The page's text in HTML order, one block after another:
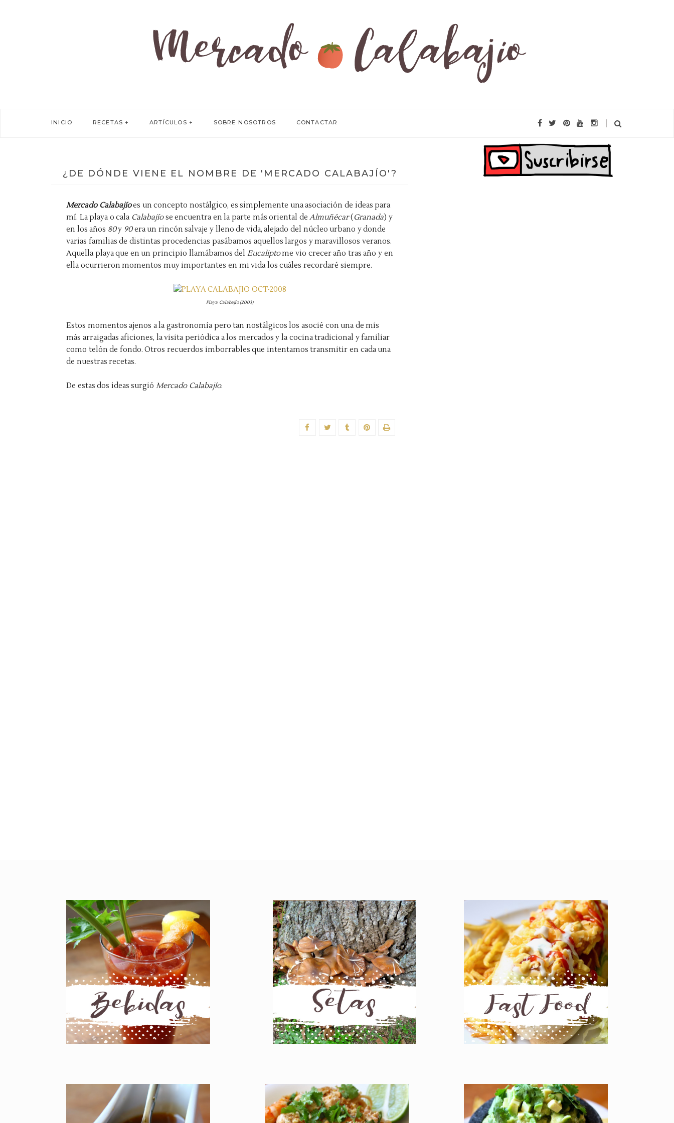
INICIO RECETAS ARTÍCULOS SOBRE NOSOTROS CONTACTAR
¿DE DÓNDE VIENE EL NOMBRE DE 'MERCADO CALABAJÍO'?
Mercado Calabajíoes un concepto nostálgico, es simplemente una asociación de ideas para
mí. La playa o cala Calabajíose encuentra en la parte más oriental deAlmuñécar(Granada) y
en los años 80y 90era un rincón salvaje y lleno de vida, alejado del núcleo urbano y donde
varias familias de distintas procedencias pasábamos aquellos largos y maravillosos veranos.
Aquella playa que en un principio llamábamos del Eucaliptome vio crecer año tras año y en
ella ocurrieron momentos muy importantes en mi vida los cuáles recordaré siempre.
Playa Calabajío (2003)
Estos momentos ajenos a la gastronomía pero tan nostálgicos los asocié con una de mis
más arraigadas aficiones, la visita periódica a los mercados y la cocina tradicional y familiar
como telón de fondo. Otros recuerdos imborrables que intentamos transmitir en cada una
de nuestras recetas.
De estas dos ideas surgió Mercado Calabajío.